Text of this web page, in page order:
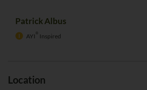
Patrick Albus
AYI ® Inspired
Location